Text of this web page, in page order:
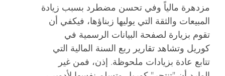
مزدهرة مالياً وفي تحسن مضطرد بسبب زيادة
المبيعات والثقة التي يوليها زبناؤها، فيكفي أن
تقوم بزيارة لصفحة البيانات الرسمية في
كوريل وتشاهد تقارير ربع السنة المالية التي
تتابع عادة بزيادات ملحوظة. إذن، فمن غير